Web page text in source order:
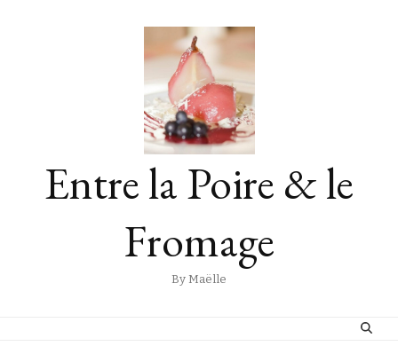
Entre la Poire & le
Fromage
By Maëlle